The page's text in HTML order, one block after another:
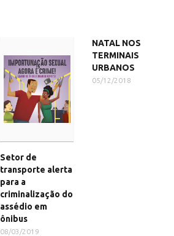
Setor de
transporte alerta
para a
criminalização do
assédio em
ônibus
08/03/2019
NATAL NOS
TERMINAIS
URBANOS
05/12/2018